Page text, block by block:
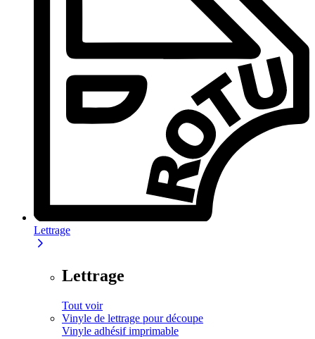
Lettrage
Lettrage
Tout voir
Vinyle de lettrage pour découpe
Vinyle adhésif imprimable